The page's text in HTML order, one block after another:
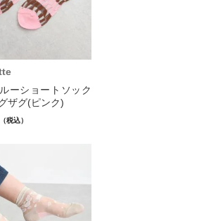
ーショートソック
ザグ(ピンク)
（税込）